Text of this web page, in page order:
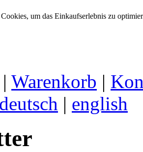
um das Einkaufserlebnis zu
| Warenkorb |
deutsch | english